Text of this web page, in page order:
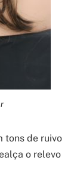
tons de ruivo
o relevo